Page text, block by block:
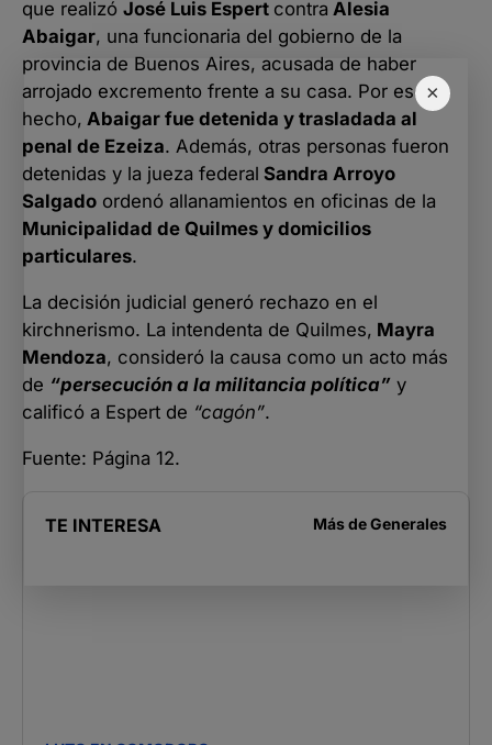
×
que realizó José Luis Espert contra Alesia
Abaigar, una funcionaria del gobierno de la
provincia de Buenos Aires, acusada de haber
arrojado excremento frente a su casa. Por ese
hecho, Abaigar fue detenida y trasladada al
penal de Ezeiza. Además, otras personas fueron
detenidas y la jueza federal Sandra Arroyo
Salgado ordenó allanamientos en oficinas de la
Municipalidad de Quilmes y domicilios
particulares.
La decisión judicial generó rechazo en el
kirchnerismo. La intendenta de Quilmes, Mayra
Mendoza, consideró la causa como un acto más
de “persecución a la militancia política” y
calificó a Espert de “cagón”.
Fuente: Página 12.
TE INTERESA Más deGenerales